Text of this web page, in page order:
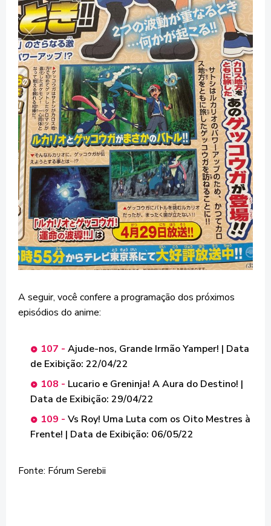
A seguir, você confere a programação dos próximos
episódios do anime:
107 - Ajude-nos, Grande Irmão Yamper! | Data
de Exibição: 22/04/22
108 - Lucario e Greninja! A Aura do Destino! |
Data de Exibição: 29/04/22
109 - Vs Roy! Uma Luta com os Oito Mestres à
Frente! | Data de Exibição: 06/05/22
Fonte: Fórum Serebii